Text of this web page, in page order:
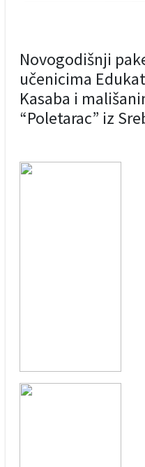
Novogodišnji
učenicima
Kasaba i
“Poletarac” iz